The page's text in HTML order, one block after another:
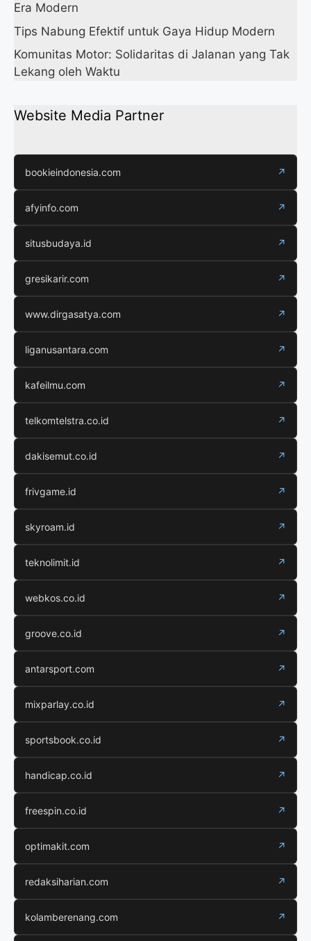
Era Modern
Tips Nabung Efektif untuk Gaya Hidup Modern
Komunitas Motor: Solidaritas di Jalanan yang Tak
Lekang oleh Waktu
Website Media Partner
bookieindonesia.com ↗
afyinfo.com ↗
situsbudaya.id ↗
gresikarir.com ↗
www.dirgasatya.com ↗
liganusantara.com ↗
kafeilmu.com ↗
telkomtelstra.co.id ↗
dakisemut.co.id ↗
frivgame.id ↗
skyroam.id ↗
teknolimit.id ↗
webkos.co.id ↗
groove.co.id ↗
antarsport.com ↗
mixparlay.co.id ↗
sportsbook.co.id ↗
handicap.co.id ↗
freespin.co.id ↗
optimakit.com ↗
redaksiharian.com ↗
kolamberenang.com ↗